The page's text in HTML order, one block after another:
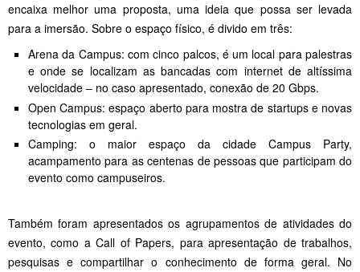
encaixa melhor uma proposta, uma ideia que possa ser levada
para a imersão. Sobre o espaço físico, é divido em três:
Arena da Campus: com cinco palcos, é um local para palestras
e onde se localizam as bancadas com internet de altíssima
velocidade – no caso apresentado, conexão de 20 Gbps.
Open Campus: espaço aberto para mostra de startups e novas
tecnologias em geral.
Camping: o maior espaço da cidade Campus Party,
acampamento para as centenas de pessoas que participam do
evento como campuseiros.
Também foram apresentados os agrupamentos de atividades do
evento, como a Call of Papers, para apresentação de trabalhos,
pesquisas e compartilhar o conhecimento de forma geral. No